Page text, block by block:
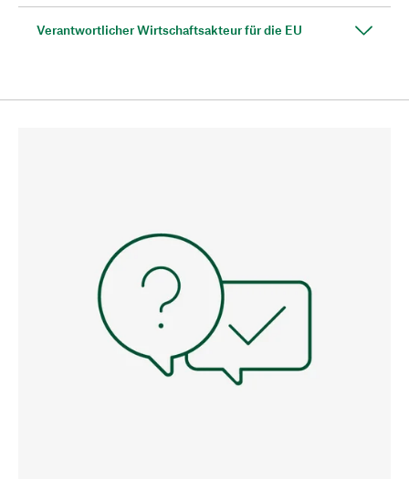
Verantwortlicher Wirtschaftsakteur für die EU